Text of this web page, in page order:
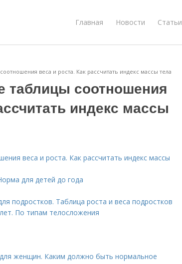
Главная Новости Статьи
веса и роста. Как рассчитать индекс массы тела
соотношения
индекс массы
веса и роста. Как рассчитать индекс массы
для детей до года
подростков. Таблица роста и веса подростков
По типам телосложения
женщин. Каким должно быть нормальное